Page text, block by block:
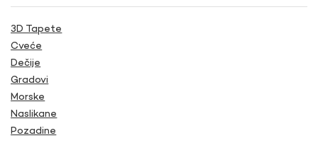
3D Tapete
Cveće
Dečije
Gradovi
Morske
Naslikane
Pozadine